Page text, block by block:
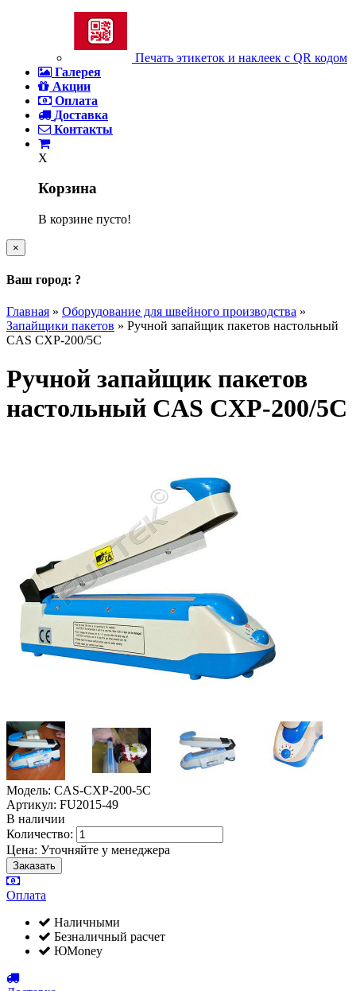
Печать этикеток и наклеек с QR кодом
Галерея
Акции
Оплата
Доставка
Контакты
X
Корзина
В корзине пусто!
×
Ваш город: ?
Главная » Оборудование для швейного производства »
Запайщики пакетов » Ручной запайщик пакетов настольный
CAS CXP-200/5С
Ручной запайщик пакетов
настольный CAS CXP-200/5С
Модель: CAS-CXP-200-5С
Артикул: FU2015-49
В наличии
Количество:
Цена: Уточняйте у менеджера
Оплата
Наличными
Безналичный расчет
ЮMoney